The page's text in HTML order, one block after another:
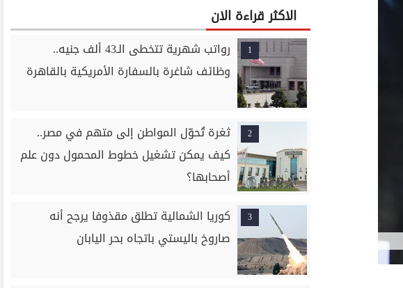
الاكثر قراءة الان
1
رواتب شهرية تتخطى الـ43 ألف جنيه..
وظائف شاغرة بالسفارة الأمريكية بالقاهرة
2
ثغرة تُحوّل المواطن إلى متهم في مصر..
كيف يمكن تشغيل خطوط المحمول دون علم
أصحابها؟
3
كوريا الشمالية تطلق مقذوفا يرجح أنه
صاروخ باليستي باتجاه بحر اليابان